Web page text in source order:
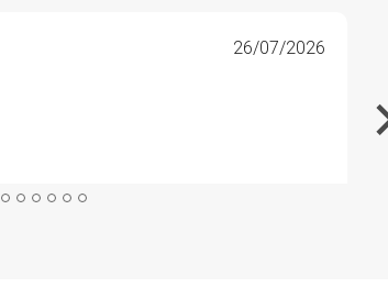
26/07/2026